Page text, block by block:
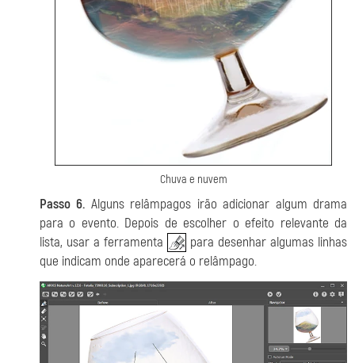
Chuva e nuvem
Passo 6. Alguns relâmpagos irão adicionar algum drama
para o evento. Depois de escolher o efeito relevante da
lista, usar a ferramenta
para desenhar algumas linhas
que indicam onde aparecerá o relâmpago.